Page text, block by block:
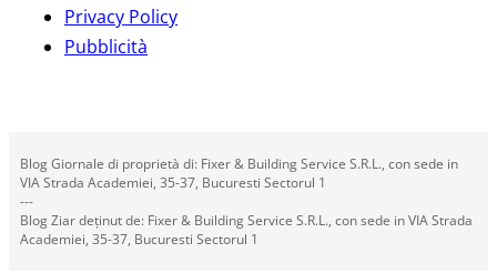
Privacy Policy
Pubblicità
Blog Giornale di proprietà di: Fixer & Building Service S.R.L., con sede in
VIA Strada Academiei, 35-37, Bucuresti Sectorul 1
---
Blog Ziar deținut de: Fixer & Building Service S.R.L., con sede in VIA Strada
Academiei, 35-37, Bucuresti Sectorul 1